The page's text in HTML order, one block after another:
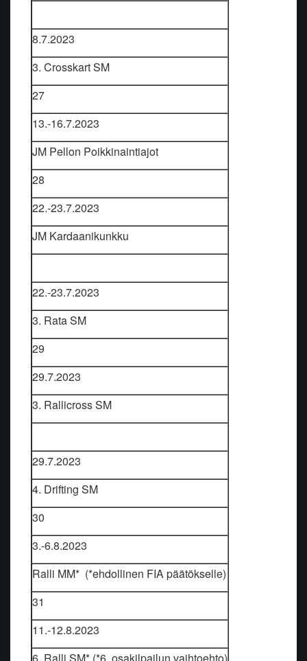
8.7.2023
3. Crosskart SM
27
13.-16.7.2023
JM Pellon Poikkinaintiajot
28
22.-23.7.2023
JM Kardaanikunkku
22.-23.7.2023
3. Rata SM
29
29.7.2023
3. Rallicross SM
29.7.2023
4. Drifting SM
30
3.-6.8.2023
Ralli MM* (*ehdollinen FIA päätökselle)
31
11.-12.8.2023
6. Ralli SM* (*6. osakilpailun vaihtoehto)